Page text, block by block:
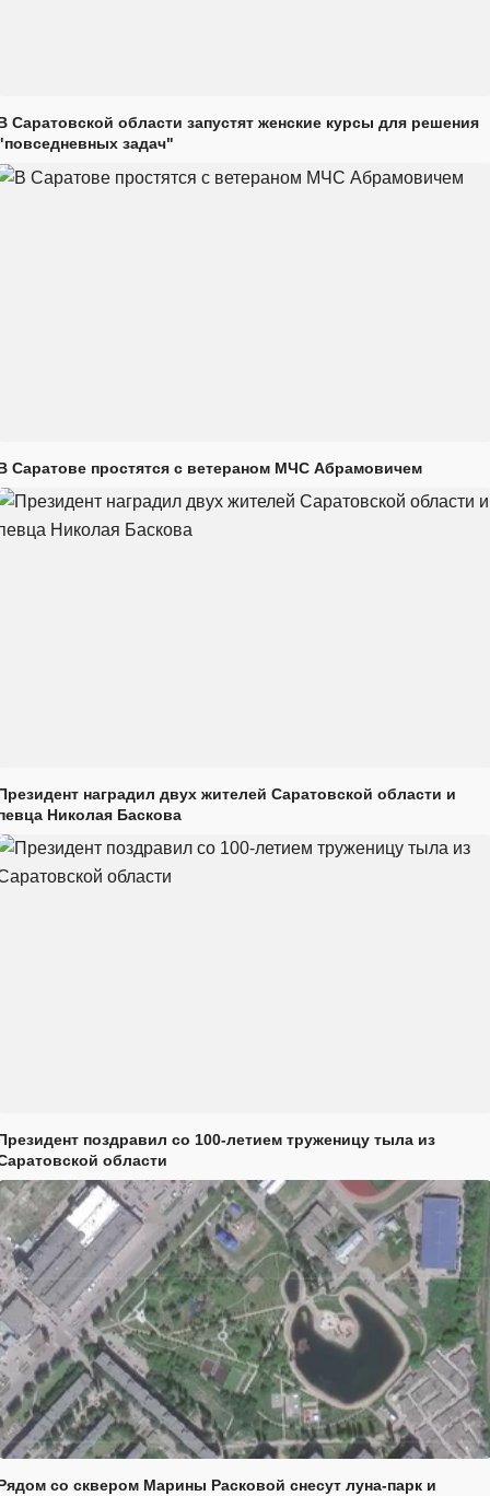
Саратовской области запустят женские курсы для решения
задач"
Саратове простятся с ветераном МЧС Абрамовичем
наградил двух жителей Саратовской области и
Николая Баскова
поздравил со 100-летием труженицу тыла из
области
со сквером Марины Расковой снесут луна-парк и